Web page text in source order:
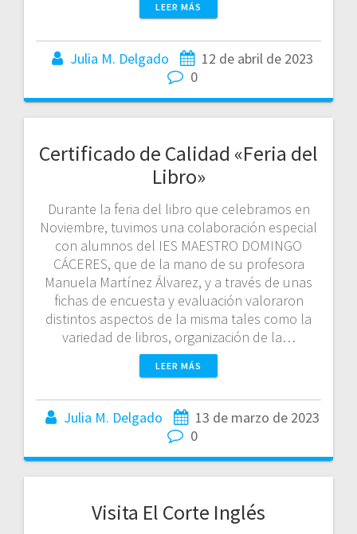
LEER MÁS
Julia M. Delgado
12 de abril de 2023
0
Certificado de Calidad «Feria del
Libro»
Durante la feria del libro que celebramos en
Noviembre, tuvimos una colaboración especial
con alumnos del IES MAESTRO DOMINGO
CÁCERES, que de la mano de su profesora
Manuela Martínez Álvarez, y a través de unas
fichas de encuesta y evaluación valoraron
distintos aspectos de la misma tales como la
variedad de libros, organización de la…
LEER MÁS
Julia M. Delgado
13 de marzo de 2023
0
Visita El Corte Inglés